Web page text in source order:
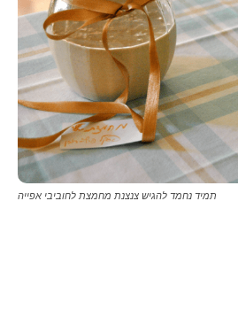
תמיד נחמד להגיש צנצנת מחמצת לחוביבי אפייה